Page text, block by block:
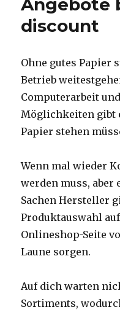
discount
Ohne gutes Papier
Betrieb
Computerarbeit
Möglichkeiten gibt
Papier stehen
Wenn mal wieder
werden muss, aber
Sachen Hersteller
Produktauswahl
Onlineshop-Seite
Laune sorgen.
Auf dich warten
Sortiments,